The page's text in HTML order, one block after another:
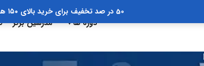
50 در صد تخفیف برای خرید بالای ۱۵۰ هزار تومان با کد off50
دوره ها مدرسین برتر